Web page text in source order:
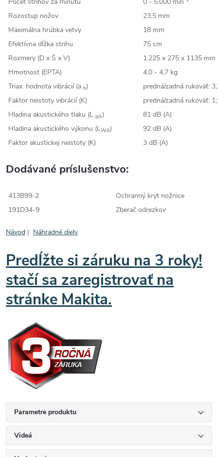
Počet strihov za minútu 0 - 5.000 min
Rozostup nožov
23,5 mm
Maximálna hrúbka vetvy
18 mm
Efektívna dĺžka strihu
75 cm
Rozmery (D x Š x V)
1.225 x 275 x 1135 mm
Hmotnosť (EPTA)
4,0 - 4,7 kg
Triax. hodnota vibrácií (a h)
predná/zadná rukoväť:
Faktor neistoty vibrácií (K)
predná/zadná rukoväť:
Hladina akustického tlaku (L pA)
81 dB (A)
Hladina akustického výkonu (LWA)
92 dB (A)
Faktor akustickej neistoty (K)
3 dB (A)
Dodávané príslušenstvo:
413B99-2
Ochranný kryt nožnice
191D34-9
Zberač odrezkov
Návod | Náhradné diely
Predĺžte si záruku na 3 roky!
stačí sa zaregistrovať na
stránke Makita.
Parametre produktu
Videá